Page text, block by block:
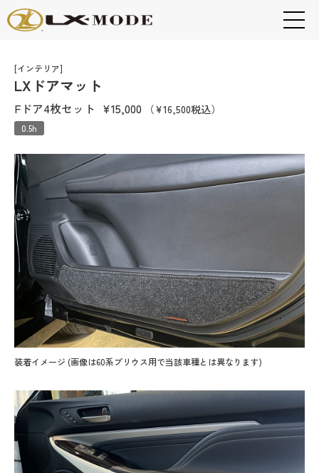
[インテリア]
LXドアマット
Fドア4枚セット ¥15,000 （¥16,500税込）
0.5h
装着イメージ (画像は60系プリウス用で当該車種とは異なります)